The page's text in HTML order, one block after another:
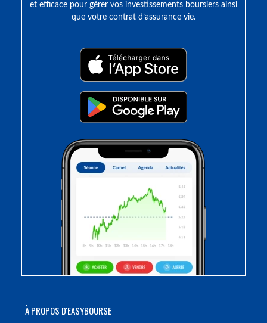
À PROPOS D'EASYBOURSE
et efficace pour gérer vos investissements boursiers ainsi
que votre contrat d’assurance vie.